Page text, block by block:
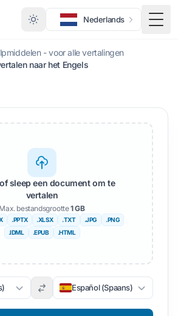
Nederlands
- voor alle vertalingen
naar het Engels
sleep een document om te
vertalen
Max. bestandsgrootte1 GB
.PPTX .XLSX .TXT .JPG
.PNG
.IDML
.EPUB .HTML
Español (Spaans)